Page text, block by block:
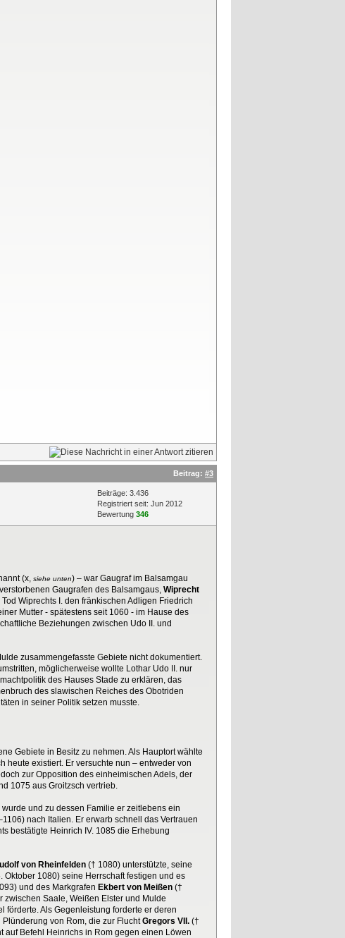
Beitrag: #3
Beiträge: 3.436
Registriert seit: Jun 2012
Bewertung 346
(x, siehe unten) – war Gaugraf im Balsamgau
Gaugrafen des Balsamgaus, Wiprecht
Wiprechts I. den fränkischen Adligen Friedrich
Mutter - spätestens seit 1060 - im Hause des
Beziehungen zwischen Udo II. und
zusammengefasste Gebiete nicht dokumentiert.
möglicherweise wollte Lothar Udo II. nur
des Hauses Stade zu erklären, das
des slawischen Reiches des Obotriden
in seiner Politik setzen musste.
Gebiete in Besitz zu nehmen. Als Hauptort wählte
heute existiert. Er versuchte nun – entweder von
zur Opposition des einheimischen Adels, der
1075 aus Groitzsch vertrieb.
und zu dessen Familie er zeitlebens ein
nach Italien. Er erwarb schnell das Vertrauen
bestätigte Heinrich IV. 1085 die Erhebung
von Rheinfelden († 1080) unterstützte, seine
1080) seine Herrschaft festigen und es
und des Markgrafen Ekbert von Meißen (†
zwischen Saale, Weißen Elster und Mulde
förderte. Als Gegenleistung forderte er deren
von Rom, die zur FluchtGregors VII. (†
auf Befehl Heinrichs in Rom gegen einen Löwen